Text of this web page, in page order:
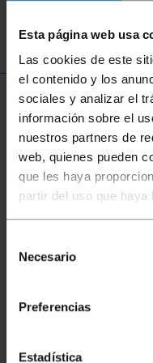
Esta página web usa
Las cookies de este
el contenido y los
sociales y analizar el
información sobre el
nuestros partners de
web, quienes pueden
que les haya
partir del uso que
Necesario
Preferencias
Estadística
Ulteriori
Descrizione
Adattatore fisso
adattarlo ad una
supporto da
fisso, non è
Adattatore